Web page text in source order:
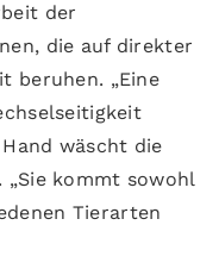
der
die auf direkter
beruhen. „Eine
wäscht die
„Sie kommt sowohl
Tierarten